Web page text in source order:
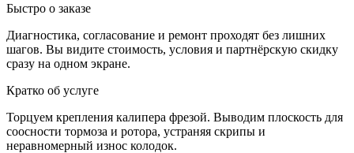
Быстро о заказе
Диагностика, согласование и ремонт проходят без лишних
шагов. Вы видите стоимость, условия и партнёрскую скидку
сразу на одном экране.
Кратко об услуге
Торцуем крепления калипера фрезой. Выводим плоскость для
соосности тормоза и ротора, устраняя скрипы и
неравномерный износ колодок.